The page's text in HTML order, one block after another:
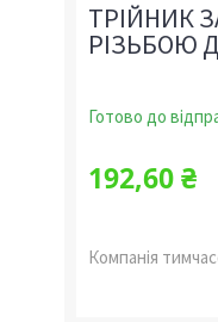
ТРІЙНИК
РІЗЬБОЮ
Готово до
192,60 ₴
Компанія